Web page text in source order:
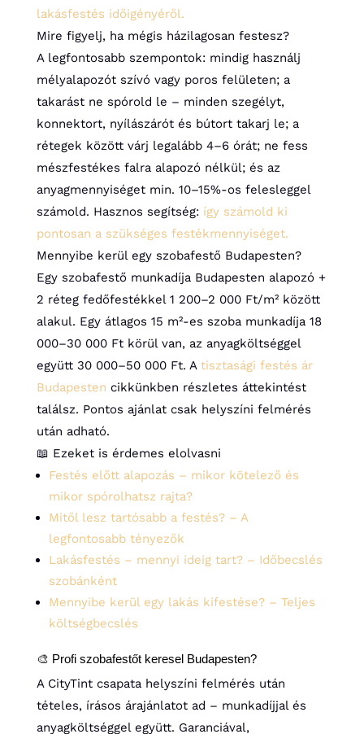
lakásfestés időigényéről.
Mire figyelj, ha mégis házilagosan festesz?
A legfontosabb szempontok: mindig használj
mélyalapozót szívó vagy poros felületen; a
takarást ne spórold le – minden szegélyt,
konnektort, nyílászárót és bútort takarj le; a
rétegek között várj legalább 4–6 órát; ne fess
mészfestékes falra alapozó nélkül; és az
anyagmennyiséget min. 10–15%-os felesleggel
számold. Hasznos segítség: így számold ki
pontosan a szükséges festékmennyiséget.
Mennyibe kerül egy szobafestő Budapesten?
Egy szobafestő munkadíja Budapesten alapozó +
2 réteg fedőfestékkel 1 200–2 000 Ft/m² között
alakul. Egy átlagos 15 m²-es szoba munkadíja 18
000–30 000 Ft körül van, az anyagköltséggel
együtt 30 000–50 000 Ft. A tisztasági festés ár
Budapesten cikkünkben részletes áttekintést
találsz. Pontos ajánlat csak helyszíni felmérés
után adható.
📖 Ezeket is érdemes elolvasni
Festés előtt alapozás – mikor kötelező és
mikor spórolhatsz rajta?
Mitől lesz tartósabb a festés? – A
legfontosabb tényezők
Lakásfestés – mennyi ideig tart? – Időbecslés
szobánként
Mennyibe kerül egy lakás kifestése? – Teljes
költségbecslés
🎨 Profi szobafestőt keresel Budapesten?
A CityTint csapata helyszíni felmérés után
tételes, írásos árajánlatot ad – munkadíjjal és
anyagköltséggel együtt. Garanciával,